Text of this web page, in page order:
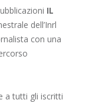
IL
dell’Inrl
con una
a tutti gli iscritti